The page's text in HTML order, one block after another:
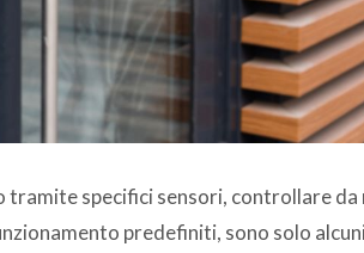
tramite specifici sensori, controllare
predefiniti, sono solo